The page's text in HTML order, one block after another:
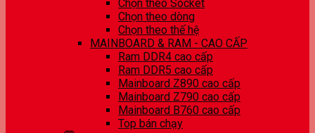
Chọn theo Socket
Chọn theo dòng
Chọn theo thế hệ
MAINBOARD & RAM - CAO CẤP
Ram DDR4 cao cấp
Ram DDR5 cao cấp
Mainboard Z890 cao cấp
Mainboard Z790 cao cấp
Mainboard B760 cao cấp
Top bán chạy